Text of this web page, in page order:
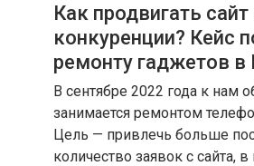
Как продвигать
конкуренции? Кейс
ремонту гаджетов в
В сентябре 2022 года к нам
занимается ремонтом
Цель — привлечь больше
количество заявок с сайта,